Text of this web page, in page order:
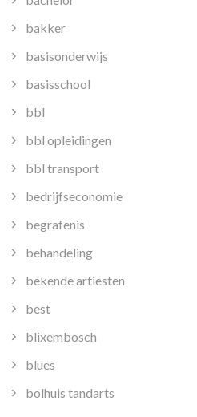
bakker
basisonderwijs
basisschool
bbl
bbl opleidingen
bbl transport
bedrijfseconomie
begrafenis
behandeling
bekende artiesten
best
blixembosch
blues
bolhuis tandarts